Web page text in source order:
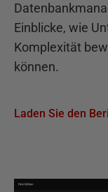
Einblicke, wie
Komplexität
können.
Laden Sie den